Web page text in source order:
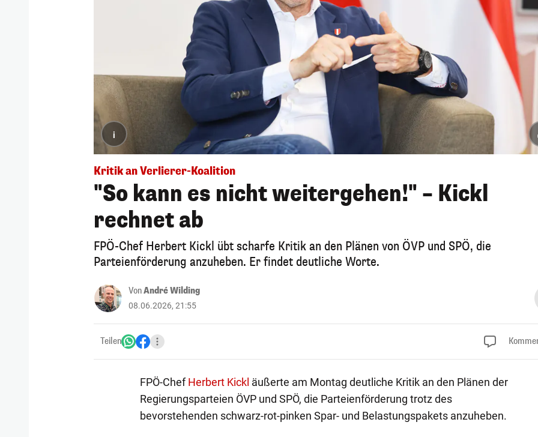
i
Kritik an Verlierer-Koalition
"So kann es nicht weitergehen!" – Kickl
rechnet ab
FPÖ-Chef Herbert Kickl übt scharfe Kritik an den Plänen von ÖVP und SPÖ, die
Parteienförderung anzuheben. Er findet deutliche Worte.
VonAndré Wilding
08.06.2026, 21:55
Teilen
FPÖ-ChefHerbert Kickl äußerte am Montag deutliche Kritik an den Plänen der
Regierungsparteien ÖVP und SPÖ, die Parteienförderung trotz des
bevorstehenden schwarz-rot-pinken Spar- und Belastungspakets anzuheben.